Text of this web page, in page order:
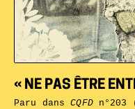
« NE PAS ÊTRE
Paru dansCQFDn°203